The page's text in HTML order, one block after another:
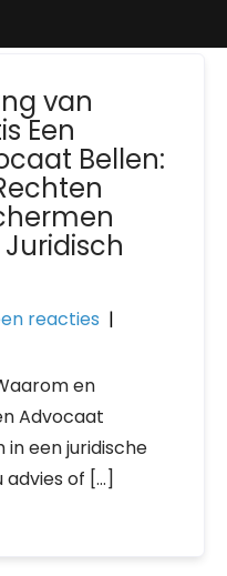
van
Een
Bellen:
reacties |
en
Advocaat
in een juridische
of […]